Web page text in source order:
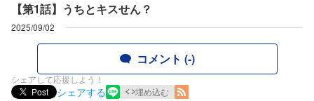
【第1話】うちとキスせん？
2025/09/02
コメント (-)
シェアして応援しよう！
Post
シェアする 埋め込む